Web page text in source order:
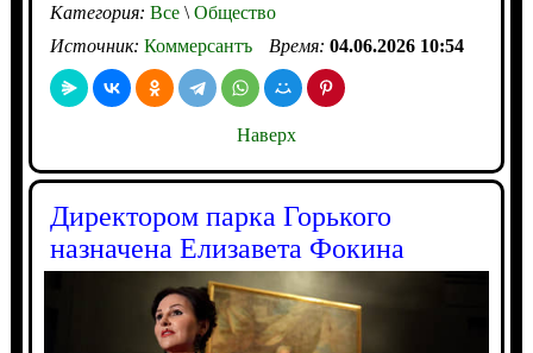
Категория: Все\Общество
Источник: Коммерсантъ Время: 04.06.2026 10:54
Наверх
Директором парка Горького
назначена Елизавета Фокина